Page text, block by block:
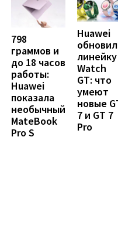
798
граммов и
до 18 часов
работы:
Huawei
показала
необычный
MateBook
Pro S
Huawei
линейку
Watch
GT: что
умеют
новые
7 и GT 7
Pro